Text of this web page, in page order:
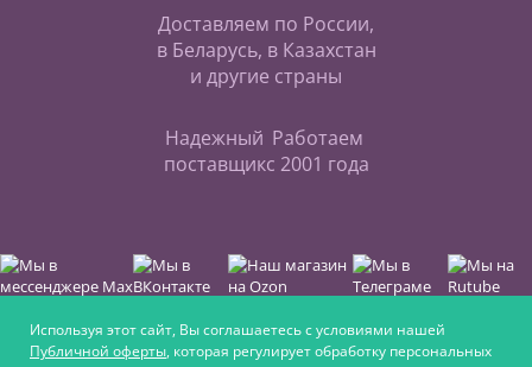
Доставляем по России,
в Беларусь, в Казахстан
и другие страны
Надежный
поставщик
Работаем
с 2001 года
Используя этот сайт, Вы соглашаетесь с условиями нашей
Публичной оферты, которая регулирует обработку персональных